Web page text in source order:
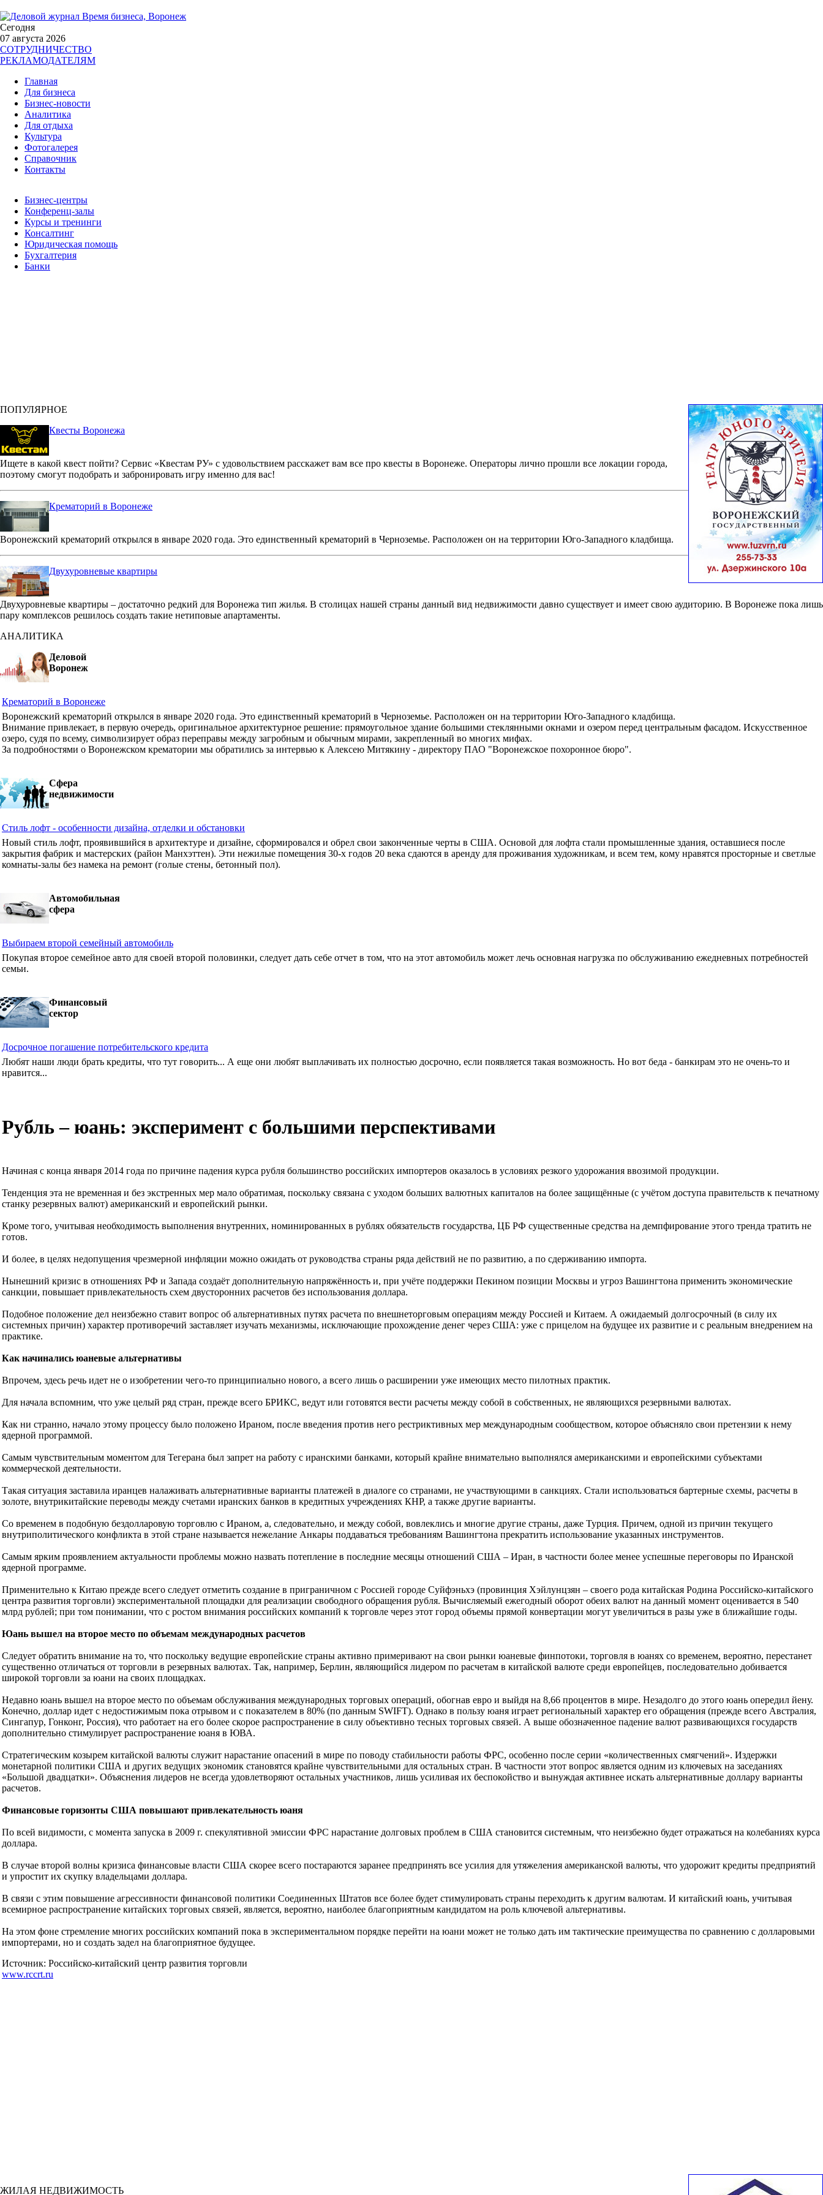
Сегодня
07 августа 2026
СОТРУДНИЧЕСТВО
РЕКЛАМОДАТЕЛЯМ
Главная
Для бизнеса
Бизнес-новости
Аналитика
Для отдыха
Культура
Фотогалерея
Справочник
Контакты
Бизнес-центры
Конференц-залы
Курсы и тренинги
Консалтинг
Юридическая помощь
Бухгалтерия
Банки
ПОПУЛЯРНОЕ
Квесты Воронежа
Ищете в какой квест пойти? Сервис «Квестам РУ» с удовольствием расскажет вам все про квесты в Воронеже. Операторы лично прошли все локации города,
поэтому смогут подобрать и забронировать игру именно для вас!
Крематорий в Воронеже
Воронежский крематорий открылся в январе 2020 года. Это единственный крематорий в Черноземье. Расположен он на территории Юго-Западного кладбища.
Двухуровневые квартиры
Двухуровневые квартиры – достаточно редкий для Воронежа тип жилья. В столицах нашей страны данный вид недвижимости давно существует и имеет свою аудиторию. В Воронеже пока лишь
пару комплексов решилось создать такие нетиповые апартаменты.
АНАЛИТИКА
Деловой
Воронеж
Крематорий в Воронеже
Воронежский крематорий открылся в январе 2020 года. Это единственный крематорий в Черноземье. Расположен он на территории Юго-Западного кладбища.
Внимание привлекает, в первую очередь, оригинальное архитектурное решение: прямоугольное здание большими стеклянными окнами и озером перед центральным фасадом. Искусственное
озеро, судя по всему, символизирует образ переправы между загробным и обычным мирами, закрепленный во многих мифах.
За подробностями о Воронежском крематории мы обратились за интервью к Алексею Митякину - директору ПАО "Воронежское похоронное бюро".
Сфера
недвижимости
Стиль лофт - особенности дизайна, отделки и обстановки
Новый стиль лофт, проявившийся в архитектуре и дизайне, сформировался и обрел свои законченные черты в США. Основой для лофта стали промышленные здания, оставшиеся после
закрытия фабрик и мастерских (район Манхэттен). Эти нежилые помещения 30-х годов 20 века сдаются в аренду для проживания художникам, и всем тем, кому нравятся просторные и светлые
комнаты-залы без намека на ремонт (голые стены, бетонный пол).
Автомобильная
сфера
Выбираем второй семейный автомобиль
Покупая второе семейное авто для своей второй половинки, следует дать себе отчет в том, что на этот автомобиль может лечь основная нагрузка по обслуживанию ежедневных потребностей
семьи.
Финансовый
сектор
Досрочное погашение потребительского кредита
Любят наши люди брать кредиты, что тут говорить... А еще они любят выплачивать их полностью досрочно, если появляется такая возможность. Но вот беда - банкирам это не очень-то и
нравится...
Рубль – юань: эксперимент с большими перспективами
Начиная с конца января 2014 года по причине падения курса рубля большинство российских импортеров оказалось в условиях резкого удорожания ввозимой продукции.
Тенденция эта не временная и без экстренных мер мало обратимая, поскольку связана с уходом больших валютных капиталов на более защищённые (с учётом доступа правительств к печатному
станку резервных валют) американский и европейский рынки.
Кроме того, учитывая необходимость выполнения внутренних, номинированных в рублях обязательств государства, ЦБ РФ существенные средства на демпфирование этого тренда тратить не
готов.
И более, в целях недопущения чрезмерной инфляции можно ожидать от руководства страны ряда действий не по развитию, а по сдерживанию импорта.
Нынешний кризис в отношениях РФ и Запада создаёт дополнительную напряжённость и, при учёте поддержки Пекином позиции Москвы и угроз Вашингтона применить экономические
санкции, повышает привлекательность схем двусторонних расчетов без использования доллара.
Подобное положение дел неизбежно ставит вопрос об альтернативных путях расчета по внешнеторговым операциям между Россией и Китаем. А ожидаемый долгосрочный (в силу их
системных причин) характер противоречий заставляет изучать механизмы, исключающие прохождение денег через США: уже с прицелом на будущее их развитие и с реальным внедрением на
практике.
Как начинались юаневые альтернативы
Впрочем, здесь речь идет не о изобретении чего-то принципиально нового, а всего лишь о расширении уже имеющих место пилотных практик.
Для начала вспомним, что уже целый ряд стран, прежде всего БРИКС, ведут или готовятся вести расчеты между собой в собственных, не являющихся резервными валютах.
Как ни странно, начало этому процессу было положено Ираном, после введения против него рестриктивных мер международным сообществом, которое объясняло свои претензии к нему
ядерной программой.
Самым чувствительным моментом для Тегерана был запрет на работу с иранскими банками, который крайне внимательно выполнялся американскими и европейскими субъектами
коммерческой деятельности.
Такая ситуация заставила иранцев налаживать альтернативные варианты платежей в диалоге со странами, не участвующими в санкциях. Стали использоваться бартерные схемы, расчеты в
золоте, внутрикитайские переводы между счетами иранских банков в кредитных учреждениях КНР, а также другие варианты.
Со временем в подобную бездолларовую торговлю с Ираном, а, следовательно, и между собой, вовлеклись и многие другие страны, даже Турция. Причем, одной из причин текущего
внутриполитического конфликта в этой стране называется нежелание Анкары поддаваться требованиям Вашингтона прекратить использование указанных инструментов.
Самым ярким проявлением актуальности проблемы можно назвать потепление в последние месяцы отношений США – Иран, в частности более менее успешные переговоры по Иранской
ядерной программе.
Применительно к Китаю прежде всего следует отметить создание в приграничном с Россией городе Суйфэньхэ (провинция Хэйлунцзян – своего рода китайская Родина Российско-китайского
центра развития торговли) экспериментальной площадки для реализации свободного обращения рубля. Вычисляемый ежегодный оборот обеих валют на данный момент оценивается в 540
млрд рублей; при том понимании, что с ростом внимания российских компаний к торговле через этот город объемы прямой конвертации могут увеличиться в разы уже в ближайшие годы.
Юань вышел на второе место по объемам международных расчетов
Следует обратить внимание на то, что поскольку ведущие европейские страны активно примеривают на свои рынки юаневые финпотоки, торговля в юанях со временем, вероятно, перестанет
существенно отличаться от торговли в резервных валютах. Так, например, Берлин, являющийся лидером по расчетам в китайской валюте среди европейцев, последовательно добивается
широкой торговли за юани на своих площадках.
Недавно юань вышел на второе место по объемам обслуживания международных торговых операций, обогнав евро и выйдя на 8,66 процентов в мире. Незадолго до этого юань опередил йену.
Конечно, доллар идет с недостижимым пока отрывом и с показателем в 80% (по данным SWIFT). Однако в пользу юаня играет региональный характер его обращения (прежде всего Австралия,
Сингапур, Гонконг, Россия), что работает на его более скорое распространение в силу объективно тесных торговых связей. А выше обозначенное падение валют развивающихся государств
дополнительно стимулирует распространение юаня в ЮВА.
Стратегическим козырем китайской валюты служит нарастание опасений в мире по поводу стабильности работы ФРС, особенно после серии «количественных смягчений». Издержки
монетарной политики США и других ведущих экономик становятся крайне чувствительными для остальных стран. В частности этот вопрос является одним из ключевых на заседаниях
«Большой двадцатки». Объяснения лидеров не всегда удовлетворяют остальных участников, лишь усиливая их беспокойство и вынуждая активнее искать альтернативные доллару варианты
расчетов.
Финансовые горизонты США повышают привлекательность юаня
По всей видимости, с момента запуска в 2009 г. спекулятивной эмиссии ФРС нарастание долговых проблем в США становится системным, что неизбежно будет отражаться на колебаниях курса
доллара.
В случае второй волны кризиса финансовые власти США скорее всего постараются заранее предпринять все усилия для утяжеления американской валюты, что удорожит кредиты предприятий
и упростит их скупку владельцами доллара.
В связи с этим повышение агрессивности финансовой политики Соединенных Штатов все более будет стимулировать страны переходить к другим валютам. И китайский юань, учитывая
всемирное распространение китайских торговых связей, является, вероятно, наиболее благоприятным кандидатом на роль ключевой альтернативы.
На этом фоне стремление многих российских компаний пока в экспериментальном порядке перейти на юани может не только дать им тактические преимущества по сравнению с долларовыми
импортерами, но и создать задел на благоприятное будущее.
Источник: Российско-китайский центр развития торговли
www.rccrt.ru
ЖИЛАЯ НЕДВИЖИМОСТЬ